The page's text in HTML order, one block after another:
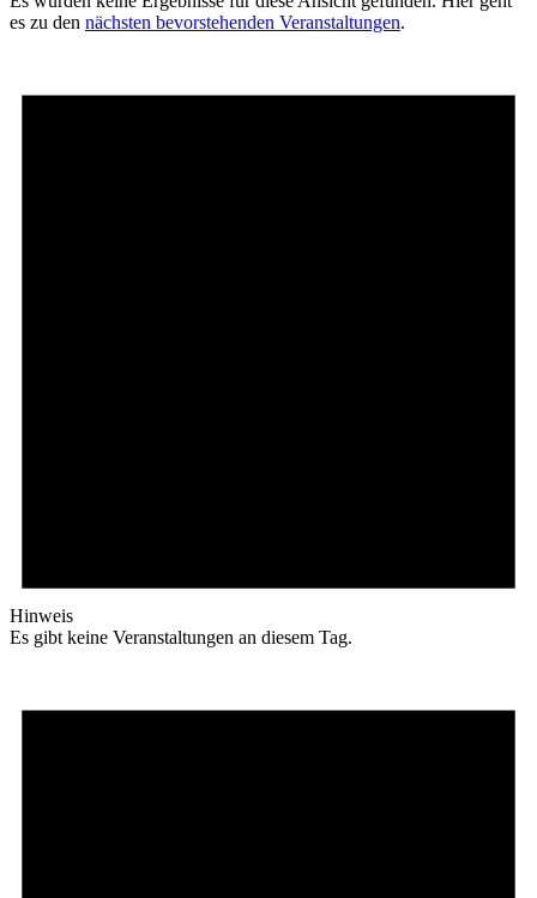
es zu den nächsten bevorstehenden Veranstaltungen.
Hinweis
Es gibt keine Veranstaltungen an diesem Tag.